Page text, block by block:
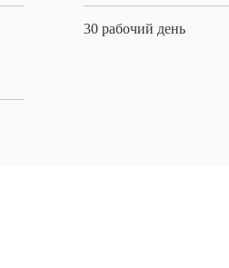
30 рабочий день